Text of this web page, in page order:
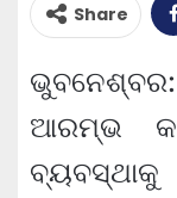
Share
ଭୁବନେଶ୍ବର:
ଆରମ୍ଭ କରି